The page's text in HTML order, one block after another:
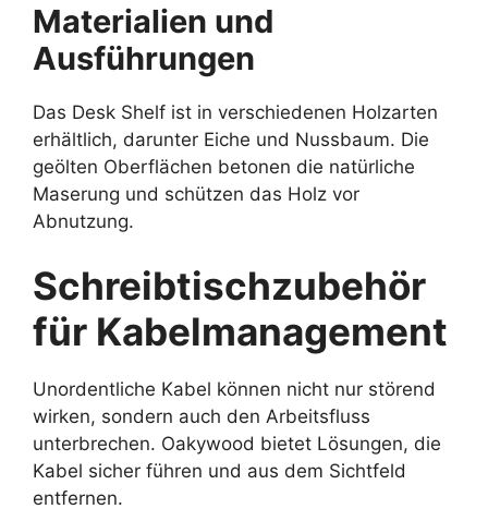
Materialien und
Ausführungen
Das Desk Shelf ist in verschiedenen Holzarten
erhältlich, darunter Eiche und Nussbaum. Die
geölten Oberflächen betonen die natürliche
Maserung und schützen das Holz vor
Abnutzung.
Schreibtischzubehör
für Kabelmanagement
Unordentliche Kabel können nicht nur störend
wirken, sondern auch den Arbeitsfluss
unterbrechen. Oakywood bietet Lösungen, die
Kabel sicher führen und aus dem Sichtfeld
entfernen.